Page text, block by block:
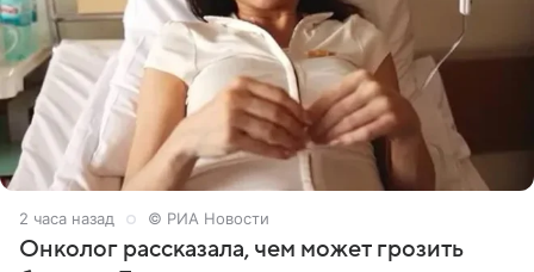
2 часа назад © РИА Новости
Онколог рассказала, чем может грозить